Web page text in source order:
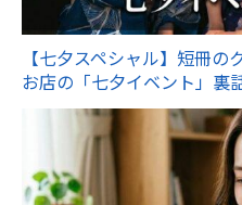
【七夕スペシャル】短冊
お店の「七夕イベント」裏